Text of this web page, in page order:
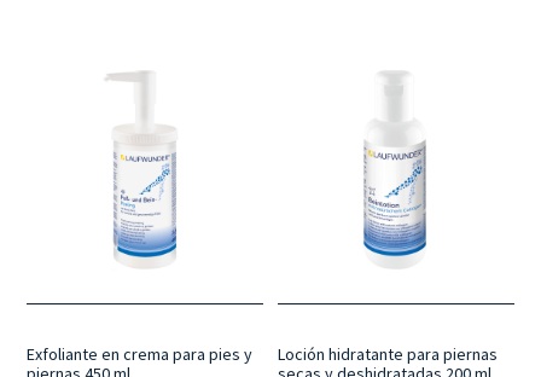
Exfoliante en crema para pies y
Loción hidratante para piernas